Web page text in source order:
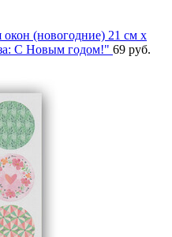
(новогодние) 21 см х
С Новым годом!" 69 руб.